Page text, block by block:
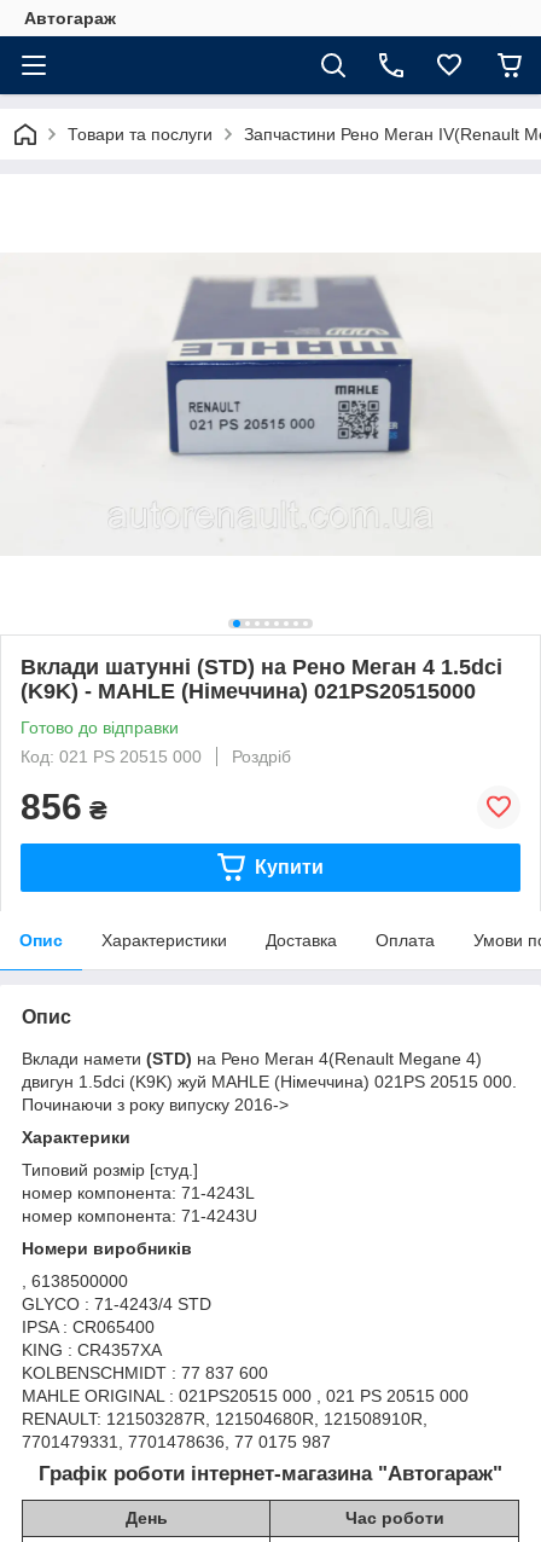
Автогараж
Товари та послуги Запчастини Рено Меган IV(Renault
Вклади шатунні (STD) на Рено Меган 4 1.5dci
(K9K) - MAHLE (Німеччина) 021PS20515000
Готово до відправки
Код: 021 PS 20515 000
Роздріб
856 ₴
Купити
Опис Характеристики Доставка Оплата Умови
Опис
Вклади намети (STD) на Рено Меган 4(Renault Megane 4)
двигун 1.5dci (K9K) жуй MAHLE (Німеччина) 021PS 20515 000.
Починаючи з року випуску 2016->
Характерики
Типовий розмір [студ.]
номер компонента: 71-4243L
номер компонента: 71-4243U
Номери виробників
, 6138500000
GLYCO : 71-4243/4 STD
IPSA : CR065400
KING : CR4357XA
KOLBENSCHMIDT : 77 837 600
MAHLE ORIGINAL : 021PS20515 000 , 021 PS 20515 000
RENAULT: 121503287R, 121504680R, 121508910R,
7701479331, 7701478636, 77 0175 987
Графік роботи інтернет-магазина "Автогараж"
День
Час роботи